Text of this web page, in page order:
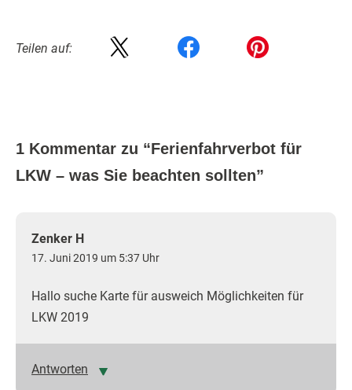
Teilen auf:
1 Kommentar zu “Ferienfahrverbot für
LKW – was Sie beachten sollten”
Zenker H
17. Juni 2019 um 5:37 Uhr
Hallo suche Karte für ausweich Möglichkeiten für
LKW 2019
Antworten